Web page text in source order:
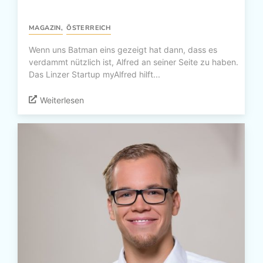
MAGAZIN, ÖSTERREICH
Wenn uns Batman eins gezeigt hat dann, dass es
verdammt nützlich ist, Alfred an seiner Seite zu haben.
Das Linzer Startup myAlfred hilft...
Weiterlesen